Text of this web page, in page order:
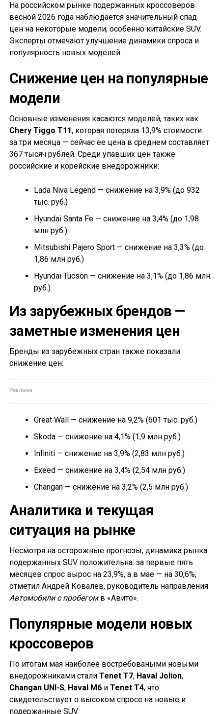
На российском рынке подержанных кроссоверов
весной 2026 года наблюдается значительный спад
цен на некоторые модели, особенно китайские SUV.
Эксперты отмечают улучшение динамики спроса и
популярность новых моделей.
Снижение цен на популярные
модели
Основные изменения касаются моделей, таких как
Chery Tiggo T11, которая потеряла 13,9% стоимости
за три месяца — сейчас ее цена в среднем составляет
367 тысяч рублей. Среди упавших цен также
российские и корейские внедорожники:
Lada Niva Legend — снижение на 3,9% (до 932
тыс. руб.)
Hyundai Santa Fe — снижение на 3,4% (до 1,98
млн руб.)
Mitsubishi Pajero Sport — снижение на 3,3% (до
1,86 млн руб.)
Hyundai Tucson — снижение на 3,1% (до 1,86 млн
руб.)
Из зарубежных брендов —
заметные изменения цен
Бренды из зарубежных стран также показали
снижение цен:
Great Wall — снижение на 9,2% (601 тыс. руб.)
Skoda — снижение на 4,1% (1,9 млн руб.)
Infiniti — снижение на 3,9% (2,83 млн руб.)
Exeed — снижение на 3,4% (2,54 млн руб.)
Changan — снижение на 3,2% (2,5 млн руб.)
Аналитика и текущая
ситуация на рынке
Несмотря на осторожные прогнозы, динамика рынка
подержанных SUV положительна: за первые пять
месяцев спрос вырос на 23,9%, а в мае — на 30,6%,
отметил Андрей Ковалев, руководитель направления
Автомобили с пробегомв «Авито».
Популярные модели новых
кроссоверов
По итогам мая наиболее востребоваными новыми
внедорожниками стали Tenet T7, Haval Jolion,
Changan UNI-S, Haval M6и Tenet T4, что
свидетельствует о высоком спросе на новые и
подержанные SUV.